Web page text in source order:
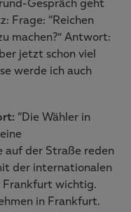
Gespräch geht
Frage: “Reichen
machen?” Antwort:
jetzt schon viel
werde ich auch
“Die Wähler in
auf der Straße reden
der internationalen
Frankfurt wichtig.
in Frankfurt.